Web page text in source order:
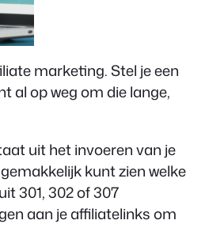
marketing. Stel je een
al op weg om die lange,
uit het invoeren van je
kunt zien welke
301, 302 of 307
aan je affiliatelinks om